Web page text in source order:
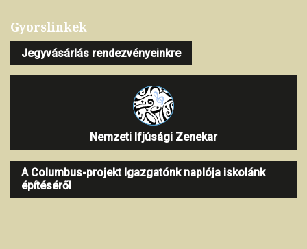
Gyorslinkek
Jegyvásárlás rendezvényeinkre
Nemzeti Ifjúsági Zenekar
A Columbus-projekt Igazgatónk naplója iskolánk
építéséről